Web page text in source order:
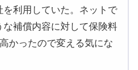
を利用していた。ネットで
な補償内容に対して保険料
かったので変える気にな